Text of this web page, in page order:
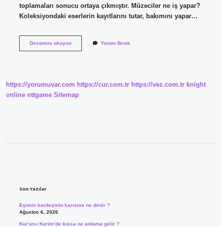
toplamaları sonucu ortaya çıkmıştır. Müzeciler ne iş yapar?
Koleksiyondaki eserlerin kayıtlarını tutar, bakımını yapar…
Devamını okuyunMüzecilik
Yorum Bırak
https://yorumuvar.com https://cur.com.tr https://vez.com.tr knight
online nttgame Sitemap
Son Yazılar
Eşimin kardeşinin karısına ne denir ?
Ağustos 6, 2026
Kur’an-ı Kerim’de kıssa ne anlama gelir ?